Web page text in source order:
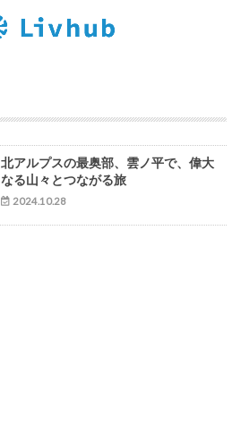
北アルプスの最奥部、雲ノ平で、偉大
なる山々とつながる旅
2024.10.28